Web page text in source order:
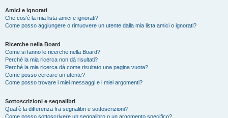
Amici e ignorati
Che cos’è la mia lista amici e ignorati?
Come posso aggiungere o rimuovere un utente dalla mia lista amici o ignorati?
Ricerche nella Board
Come si fanno le ricerche nella Board?
Perché la mia ricerca non dà risultati?
Perché la mia ricerca dà come risultato una pagina vuota?
Come posso cercare un utente?
Come posso trovare i miei messaggi e i miei argomenti?
Sottoscrizioni e segnalibri
Qual è la differenza fra segnalibri e sottoscrizioni?
Come posso sottoscrivere un segnalibro o un argomento specifico?